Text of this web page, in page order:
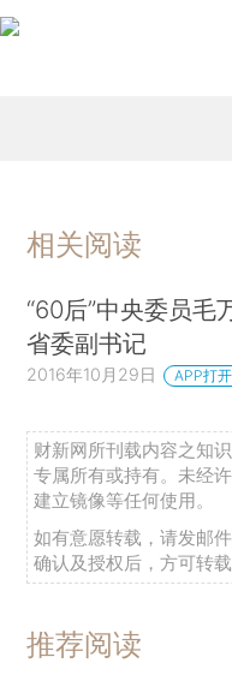
相关阅读
“60后”中央委员毛
省委副书记
2016年10月29日 APP打开
财新网所刊载内容之知
专属所有或持有。未经
建立镜像等任何使用。
如有意愿转载，请发邮
确认及授权后，方可转载
推荐阅读